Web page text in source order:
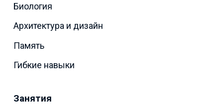
Биология
Архитектура и дизайн
Память
Гибкие навыки
Занятия